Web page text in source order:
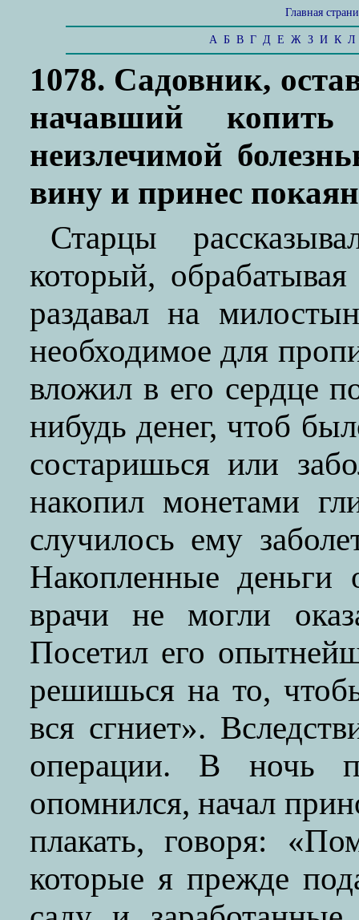
Главная
А Б В Г Д Е Ж З И К Л
1078. Садовник,
начавший
неизлечимой
вину и принес
Старцы
который,
раздавал на
необходимое для
вложил в его сердце
нибудь денег, чтоб
состаришься или
накопил монетами
случилось ему
Накопленные деньги
врачи не могли
Посетил его
решишься на то,
вся сгниет».
операции. В ночь
опомнился, начал
плакать, говоря:
которые я прежде